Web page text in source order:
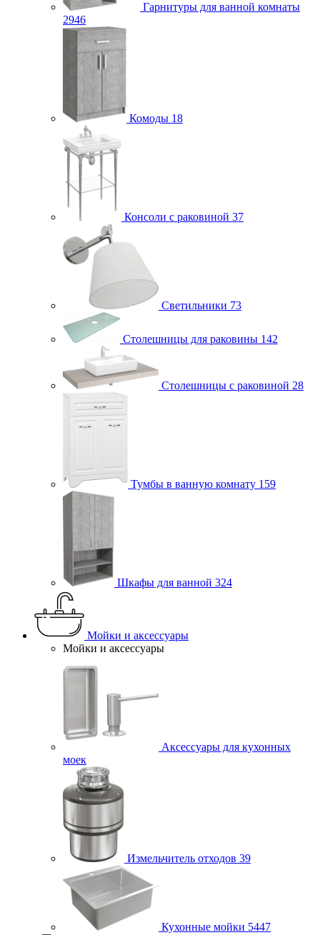
Гарнитуры для ванной комнаты
2946
Комоды 18
Консоли с раковиной 37
Светильники 73
Столешницы для раковины 142
Столешницы с раковиной 28
Тумбы в ванную комнату 159
Шкафы для ванной 324
Мойки и аксессуары
Мойки и аксессуары
Аксессуары для кухонных
моек
Измельчитель отходов 39
Кухонные мойки 5447